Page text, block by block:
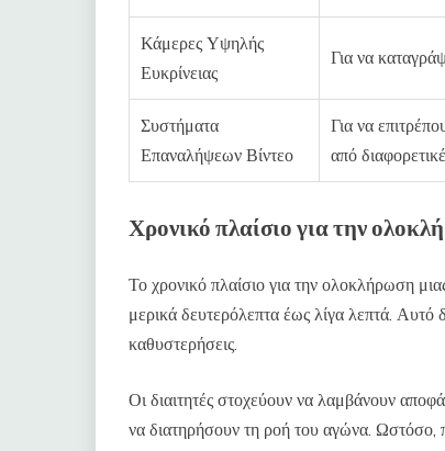
Κάμερες Υψηλής
Ευκρίνειας
Για να
Συστήματα
Επαναλήψεων Βίντεο
Για να
από
Χρονικό πλαίσιο για την
Το χρονικό πλαίσιο για την ολοκλήρωση
μερικά δευτερόλεπτα έως λίγα λεπτά. Αυτό
καθυστερήσεις.
Οι διαιτητές στοχεύουν να λαμβάνουν
να διατηρήσουν τη ροή του αγώνα. Ωστόσο,